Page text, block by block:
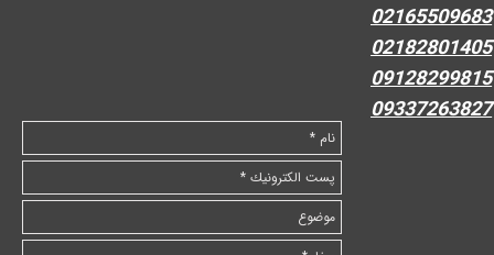
02165509683
02182801405
09128299815
09337263827